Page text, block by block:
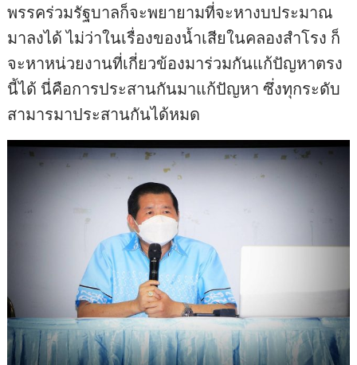
พรรคร่วมรัฐบาลก็จะพยายามที่จะหางบประมาณ
มาลงได้ ไม่ว่าในเรื่องของน้ำเสียในคลองสำโรง ก็
จะหาหน่วยงานที่เกี่ยวข้องมาร่วมกันแก้ปัญหาตรง
นี้ได้ นี่คือการประสานกันมาแก้ปัญหา ซึ่งทุกระดับ
สามารมาประสานกันได้หมด